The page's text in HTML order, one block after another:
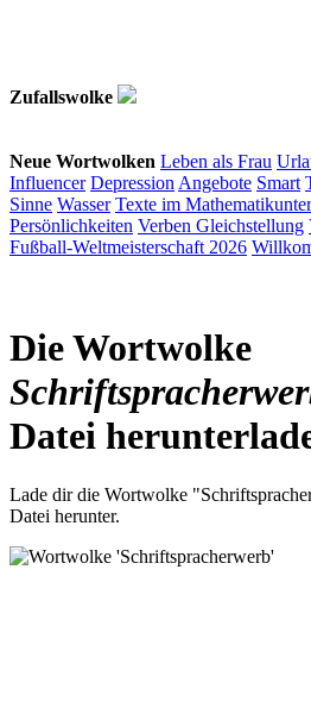
Zufallswolke
Neue Wortwolken Leben als Frau
Influencer Depression Angebote Smart
Sinne Wasser Texte im
Persönlichkeiten Verben Gleichstellung
Fußball-Weltmeisterschaft 2026
Die Wortwolke
Datei
Lade dir die Wortwolke
Datei herunter.